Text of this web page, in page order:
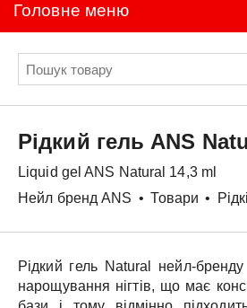
Головне меню
Рідкий гель ANS
Liquid gelANS Natural 14,3 ml
Нейл бренд ANS • Товари •
Рідкий гель Natural нейл-
нарощування нігтів, що має